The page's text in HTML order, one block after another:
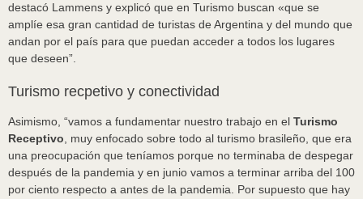
destacó Lammens y explicó que en Turismo buscan «que se
amplíe esa gran cantidad de turistas de Argentina y del mundo que
andan por el país para que puedan acceder a todos los lugares
que deseen”.
Turismo recpetivo y conectividad
Asimismo, “vamos a fundamentar nuestro trabajo en el Turismo
Receptivo , muy enfocado sobre todo al turismo brasileño, que era
una preocupación que teníamos porque no terminaba de despegar
después de la pandemia y en junio vamos a terminar arriba del 100
por ciento respecto a antes de la pandemia. Por supuesto que hay